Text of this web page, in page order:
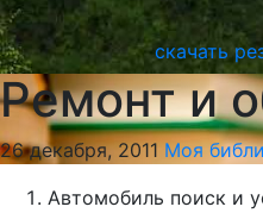
скачать
Ремонт и
26 декабря, 2011 Моя
Автомобиль поиск и